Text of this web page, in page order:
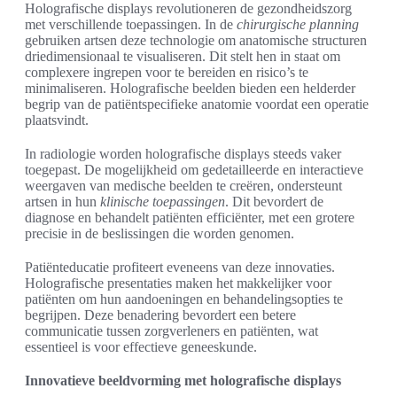
Holografische displays revolutioneren de gezondheidszorg
met verschillende toepassingen. In de chirurgische planning
gebruiken artsen deze technologie om anatomische structuren
driedimensionaal te visualiseren. Dit stelt hen in staat om
complexere ingrepen voor te bereiden en risico’s te
minimaliseren. Holografische beelden bieden een helderder
begrip van de patiëntspecifieke anatomie voordat een operatie
plaatsvindt.
In radiologie worden holografische displays steeds vaker
toegepast. De mogelijkheid om gedetailleerde en interactieve
weergaven van medische beelden te creëren, ondersteunt
artsen in hun klinische toepassingen. Dit bevordert de
diagnose en behandelt patiënten efficiënter, met een grotere
precisie in de beslissingen die worden genomen.
Patiënteducatie profiteert eveneens van deze innovaties.
Holografische presentaties maken het makkelijker voor
patiënten om hun aandoeningen en behandelingsopties te
begrijpen. Deze benadering bevordert een betere
communicatie tussen zorgverleners en patiënten, wat
essentieel is voor effectieve geneeskunde.
Innovatieve beeldvorming met holografische displays